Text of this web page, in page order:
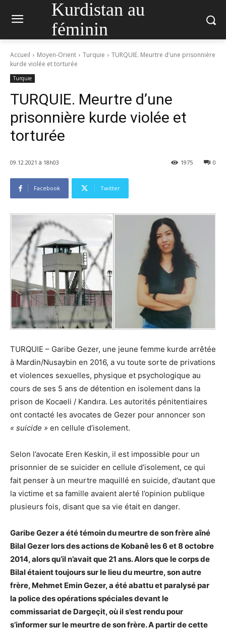
Kurdistan au
féminin
Accueil Moyen-Orient Turquie
TURQUIE. Meurtre d'une prisonnière
kurde violée et torturée
Turquie
TURQUIE. Meurtre d’une
prisonnière kurde violée et
torturée
09.12.2021 à 18h03 0
1975
Facebook Twitter
TURQUIE – Garibe Gezer, une jeune femme kurde arrêtée
à Mardin/Nusaybin en 2016, a vu toute sorte de privations
et violences sexuelles, physique et psychologique au
cours de ses 5 ans de détention en isolement dans la
prison de Kocaeli / Kandıra. Les autorités pénitentiaires
ont contacté les avocates de Gezer pour annoncer son
« suicide » en cellule d’isolement.
Selon l’avocate Eren Keskin, il est impossible pour un
prisonnier de se suicider en cellule d’isolement, ce qui
fait penser à un meurtre maquillé en suicide, d’autant que
la victime et sa famille avaient alerté l’opinion publique
plusieurs fois, disant que sa vie était en danger.
Garibe Gezer a été témoin du meurtre de son frère aîné
Bilal Gezer lors des actions de Kobanê les 6 et 8 octobre
2014, alors qu’il n’avait que 21 ans. Alors que le corps de
Bilal étaient toujours sur le lieu du meurtre, son autre
frère, Mehmet Emin Gezer, a été abattu et paralysé par
la police des opérations spéciales devant le
commissariat de Dargeçit, où il s’est rendu pour
s’informer sur le meurtre de son frère. A partir de cette